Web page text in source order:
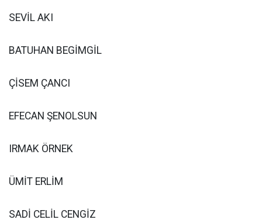
SEVİL AKI
BATUHAN BEGİMGİL
ÇİSEM ÇANCI
EFECAN ŞENOLSUN
IRMAK ÖRNEK
ÜMİT ERLİM
SADİ CELİL CENGİZ